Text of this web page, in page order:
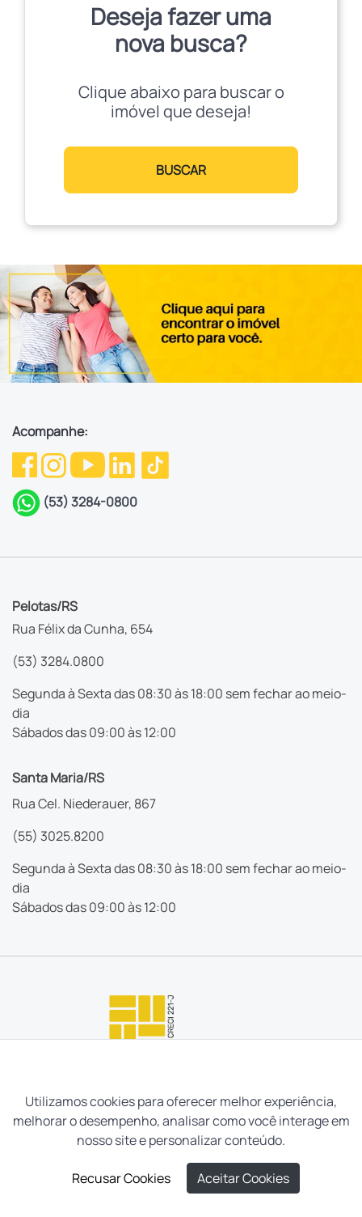
Deseja fazer uma
nova busca?
Clique abaixo para buscar o
imóvel que deseja!
BUSCAR
Acompanhe:
(53) 3284-0800
Pelotas/RS
Rua Félix da Cunha, 654
(53) 3284.0800
Segunda à Sexta das 08:30 às 18:00 sem fechar ao meio-
dia
Sábados das 09:00 às 12:00
Santa Maria/RS
Rua Cel. Niederauer, 867
(55) 3025.8200
Segunda à Sexta das 08:30 às 18:00 sem fechar ao meio-
dia
Sábados das 09:00 às 12:00
Neves e Filhos Administração e Intermediação de Imóveis
Utilizamos cookies para oferecer melhor experiência,
melhorar o desempenho, analisar como você interage em
nosso site e personalizar conteúdo.
Recusar Cookies Aceitar Cookies